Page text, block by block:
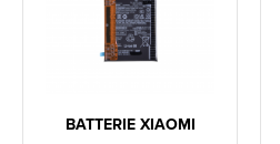
BATTERIE XIAOMI